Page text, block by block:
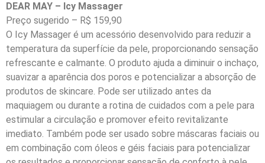
DEAR MAY – Icy Massager
Preço sugerido – R$ 159,90
O Icy Massager é um acessório desenvolvido para reduzir a
temperatura da superfície da pele, proporcionando sensação
refrescante e calmante. O produto ajuda a diminuir o inchaço,
suavizar a aparência dos poros e potencializar a absorção de
produtos de skincare. Pode ser utilizado antes da
maquiagem ou durante a rotina de cuidados com a pele para
estimular a circulação e promover efeito revitalizante
imediato. Também pode ser usado sobre máscaras faciais ou
em combinação com óleos e géis faciais para potencializar